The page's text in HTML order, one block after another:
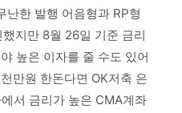
한 발행 어음형과 RP형
지만 8월 26일 기준 금리
높은 이자를 줄 수도 있어
만원 한돈다면 OK저축 은
서 금리가 높은 CMA계좌